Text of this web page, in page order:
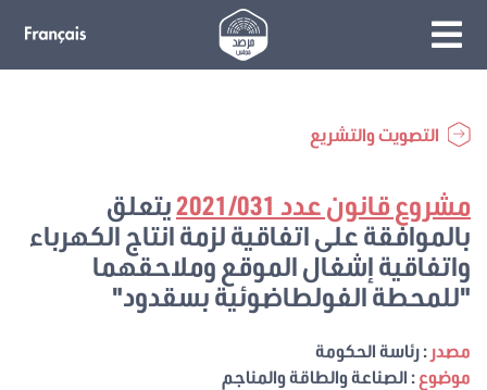
التصويت والتشريع
مشروع قانون عدد 2021/031
يتعلق
بالموافقة على اتفاقية لزمة انتاج الكهرباء
واتفاقية إشغال الموقع وملاحقهما
"للمحطة الفولطاضوئية بسقدود"
مصدر : رئاسة الحكومة
موضوع: الصناعة والطاقة والمناجم